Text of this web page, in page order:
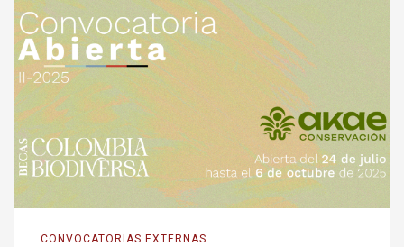
CONVOCATORIAS EXTERNAS